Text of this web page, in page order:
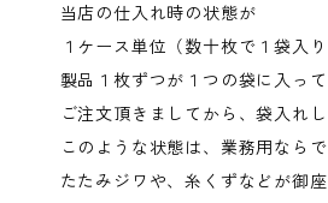
当店の仕入れ時の状態が
１ケース単位（数十枚で１袋入り
製品１枚ずつが１つの袋に入って
ご注文頂きましてから、袋入れし
このような状態は、業務用ならで
たたみジワや、糸くずなどが御座